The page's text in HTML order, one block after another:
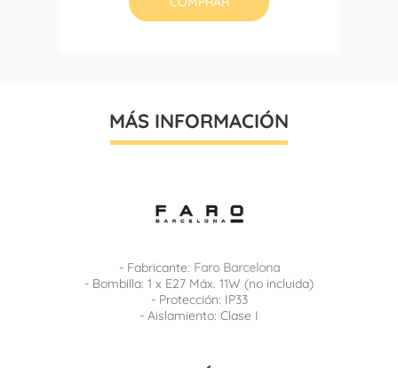
MÁS INFORMACIÓN
- Fabricante: Faro Barcelona
- Bombilla: 1 x E27 Máx. 11W (no incluida)
- Protección: IP33
- Aislamiento: Clase I